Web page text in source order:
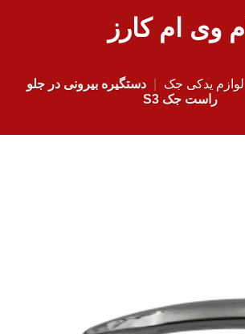
ام وی ام کارز
لوازم یدکی جک
دستگیره بیرونی در جلو
راست جک S3